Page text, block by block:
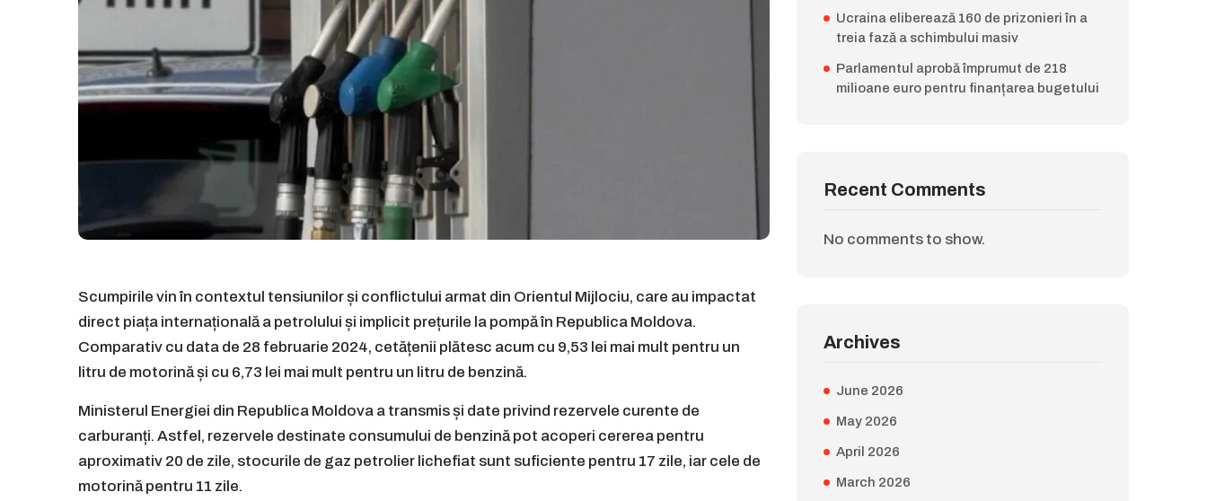
Scumpirile vin în contextul tensiunilor și conflictului armat din Orientul Mijlociu, care au impactat
direct piața internațională a petrolului și implicit prețurile la pompă în Republica Moldova.
Comparativ cu data de 28 februarie 2024, cetățenii plătesc acum cu 9,53 lei mai mult pentru un
litru de motorină și cu 6,73 lei mai mult pentru un litru de benzină.
Ministerul Energiei din Republica Moldova a transmis și date privind rezervele curente de
carburanți. Astfel, rezervele destinate consumului de benzină pot acoperi cererea pentru
aproximativ 20 de zile, stocurile de gaz petrolier lichefiat sunt suficiente pentru 17 zile, iar cele de
motorină pentru 11 zile.
Ucraina eliberează 160 de prizonieri în a
treia fază a schimbului masiv
Parlamentul aprobă împrumut de 218
milioane euro pentru finanțarea bugetului
Recent Comments
No comments to show.
Archives
June 2026
May 2026
April 2026
March 2026